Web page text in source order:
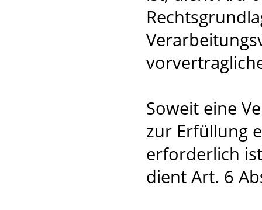
Soweit eine
zur Erfüllung
erforderlich
dient Art. 6